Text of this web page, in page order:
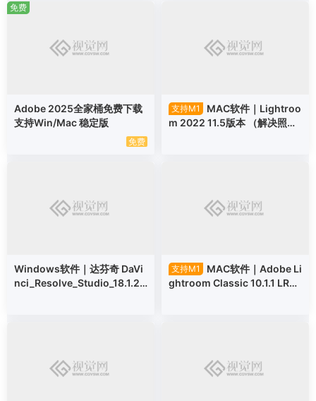
Adobe 2025全家桶免费下载
支持Win/Mac 稳定版
免费
免费
支持M1
MAC软件｜Lightroo
m 2022 11.5版本 （解决照片
Windows软件｜达芬奇 DaVi
nci_Resolve_Studio_18.1.2_
支持M1
MAC软件｜Adobe Li
ghtroom Classic 10.1.1 LR20